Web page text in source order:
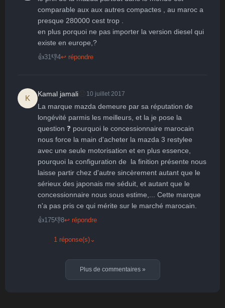
comparable aux aux autres compactes , au maroc a
presque 280000 cest trop .
en plus porquoi ne pas importer la version diesel qui
existe en europe,?
👍31👎4↩ répondre
K
Kamal jamali 10 juillet 2017
La marque mazda demeure par sa réputation de
longévité parmis les meilleurs, et la je pose la
question ❓ pourquoi le concessionnaire marocain
nous force la main d'acheter la mazda 3 restylee
avec une seule motorisation et en plus essence,
pourquoi la configuration de  la finition présente nous
laisse partir chez d'autre sincèrement autant que le
sérieux des japonais me séduit, et autant que le
concessionnaire nous sous estime,... Cette marque
n'a pas pris ce qui mérite sur le marché marocain.
👍175👎8↩ répondre
1 réponse(s) ⌄
Plus de commentaires »